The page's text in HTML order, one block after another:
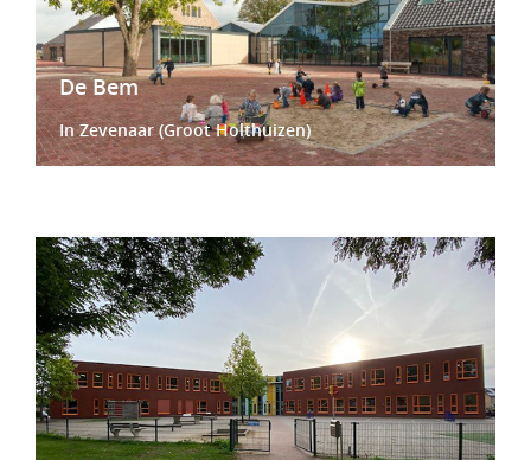
De Bem
In Zevenaar (Groot Holthuizen)